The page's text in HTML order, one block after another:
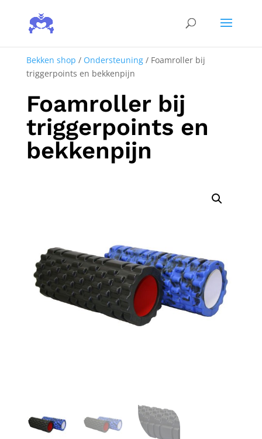
Bekken shop / Ondersteuning/ Foamroller bij
triggerpoints en bekkenpijn
Foamroller bij
triggerpoints en
bekkenpijn